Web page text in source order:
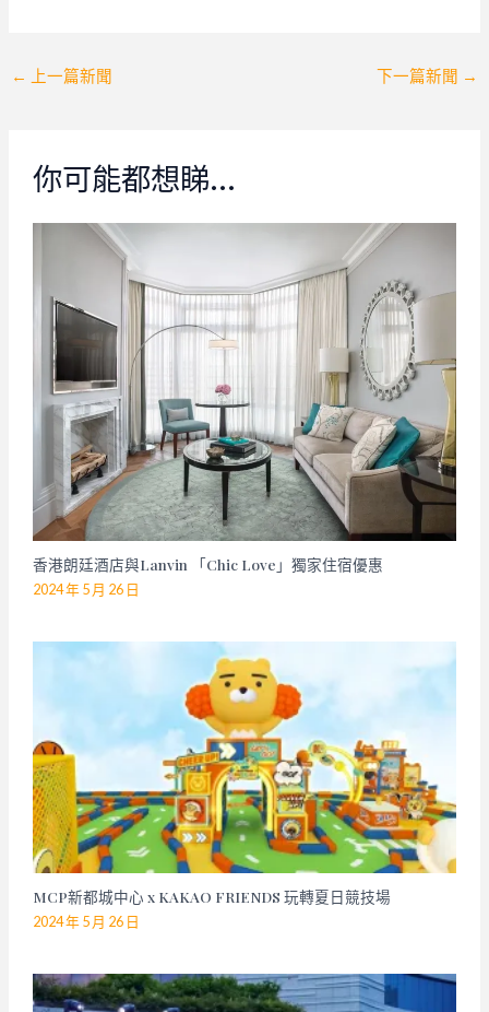
Post
← 上一篇新聞 下一篇新聞 →
你可能都想睇…
香港朗廷酒店與Lanvin 「Chic Love」獨家住宿優惠
2024 年 5 月 26 日
MCP新都城中心 x KAKAO FRIENDS 玩轉夏日競技場
2024 年 5 月 26 日